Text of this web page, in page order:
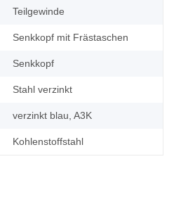
Teilgewinde
Senkkopf mit Frästaschen
Senkkopf
Stahl verzinkt
verzinkt blau, A3K
Kohlenstoffstahl